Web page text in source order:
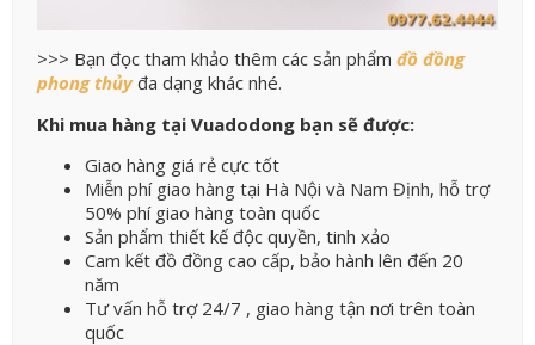
>>> Bạn đọc tham khảo thêm các sản phẩm đồ đồng
phong thủyđa dạng khác nhé.
Khi mua hàng tại Vuadodong bạn sẽ được:
Giao hàng giá rẻ cực tốt
Miễn phí giao hàng tại Hà Nội và Nam Định, hỗ trợ
50% phí giao hàng toàn quốc
Sản phẩm thiết kế độc quyền, tinh xảo
Cam kết đồ đồng cao cấp, bảo hành lên đến 20
năm
Tư vấn hỗ trợ 24/7 , giao hàng tận nơi trên toàn
quốc